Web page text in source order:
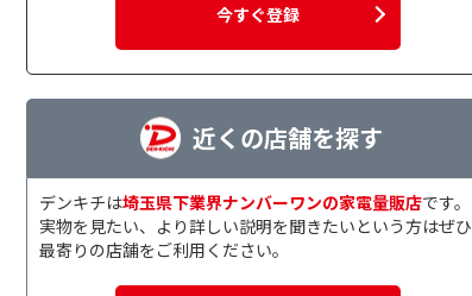
今すぐ登録
近くの店舗を探す
デンキチは埼玉県下業界ナンバーワンの家電量販店です。
実物を見たい、より詳しい説明を聞きたいという方はぜひ
最寄りの店舗をご利用ください。